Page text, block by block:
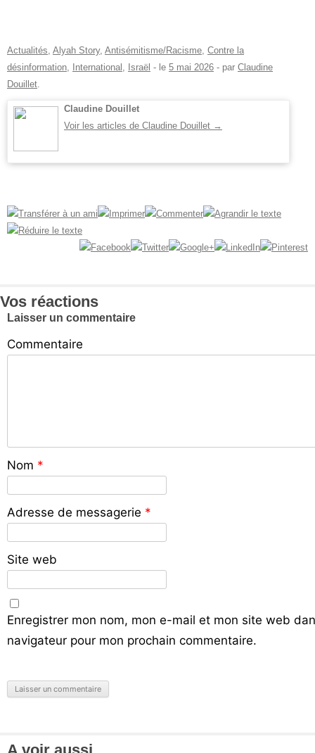
Actualités, Alyah Story, Antisémitisme/Racisme, Contre la
désinformation, International , Israël - le 5 mai 2026 - par Claudine
Douillet.
Claudine Douillet
Voir les articles de Claudine Douillet →
Vos réactions
Laisser un commentaire
Commentaire
Nom *
Adresse de messagerie *
Site web
Enregistrer mon nom, mon e-mail et mon site web
navigateur pour mon prochain commentaire.